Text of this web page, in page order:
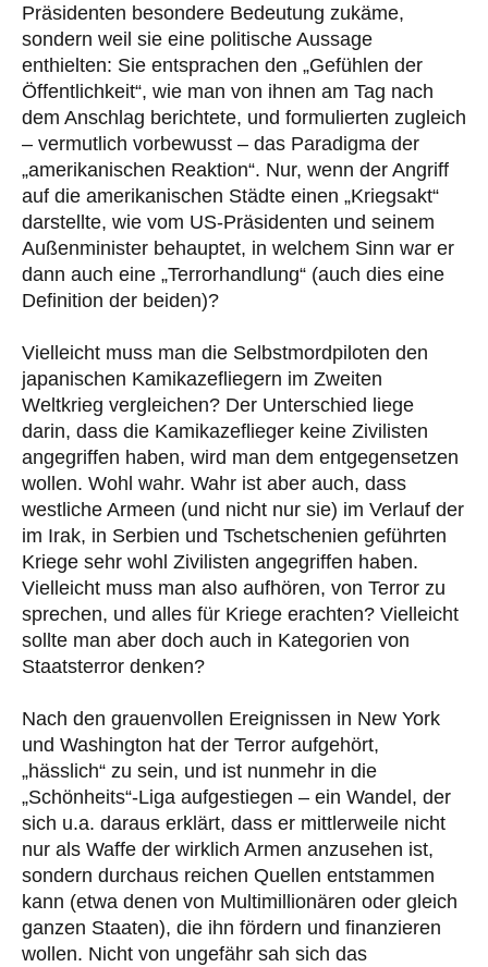
Präsidenten besondere Bedeutung zukäme,
sondern weil sie eine politische Aussage
enthielten: Sie entsprachen den „Gefühlen der
Öffentlichkeit“, wie man von ihnen am Tag nach
dem Anschlag berichtete, und formulierten zugleich
– vermutlich vorbewusst – das Paradigma der
„amerikanischen Reaktion“. Nur, wenn der Angriff
auf die amerikanischen Städte einen „Kriegsakt“
darstellte, wie vom US-Präsidenten und seinem
Außenminister behauptet, in welchem Sinn war er
dann auch eine „Terrorhandlung“ (auch dies eine
Definition der beiden)?
Vielleicht muss man die Selbstmordpiloten den
japanischen Kamikazefliegern im Zweiten
Weltkrieg vergleichen? Der Unterschied liege
darin, dass die Kamikazeflieger keine Zivilisten
angegriffen haben, wird man dem entgegensetzen
wollen. Wohl wahr. Wahr ist aber auch, dass
westliche Armeen (und nicht nur sie) im Verlauf der
im Irak, in Serbien und Tschetschenien geführten
Kriege sehr wohl Zivilisten angegriffen haben.
Vielleicht muss man also aufhören, von Terror zu
sprechen, und alles für Kriege erachten? Vielleicht
sollte man aber doch auch in Kategorien von
Staatsterror denken?
Nach den grauenvollen Ereignissen in New York
und Washington hat der Terror aufgehört,
„hässlich“ zu sein, und ist nunmehr in die
„Schönheits“-Liga aufgestiegen – ein Wandel, der
sich u.a. daraus erklärt, dass er mittlerweile nicht
nur als Waffe der wirklich Armen anzusehen ist,
sondern durchaus reichen Quellen entstammen
kann (etwa denen von Multimillionären oder gleich
ganzen Staaten), die ihn fördern und finanzieren
wollen. Nicht von ungefähr sah sich das